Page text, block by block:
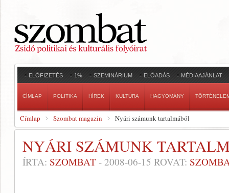
ELŐFIZETÉS 1% SZEMINÁRIUM ELŐADÁS MÉDIAAJÁNLAT
CÍMLAP POLITIKA HÍREK KULTÚRA HAGYOMÁNY
Címlap Szombat magazin Nyári számunk tartalmából
NYÁRI SZÁMUNK
ÍRTA: SZOMBAT - 2008-06-15 ROVAT: